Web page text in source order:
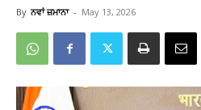
By ਨਵਾਂ ਜ਼ਮਾਨਾ - May 13, 2026